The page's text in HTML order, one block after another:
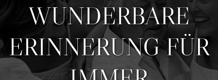
WUNDERBARE
ERINNERUNG FÜR